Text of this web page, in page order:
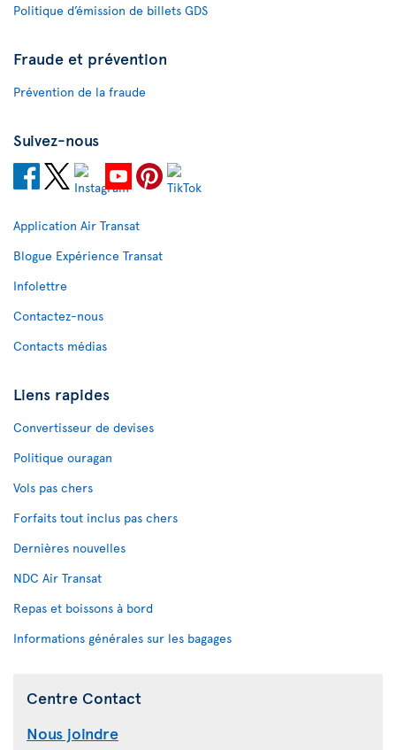
Politique d’émission de billets GDS
Fraude et prévention
Prévention de la fraude
Suivez-nous
Application Air Transat
Blogue Expérience Transat
Infolettre
Contactez-nous
Contacts médias
Liens rapides
Convertisseur de devises
Politique ouragan
Vols pas chers
Forfaits tout inclus pas chers
Dernières nouvelles
NDC Air Transat
Repas et boissons à bord
Informations générales sur les bagages
Centre Contact
Nous joindre